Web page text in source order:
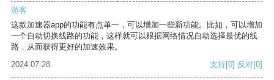
游客
这款加速器app的功能有点单一，可以增加一些新功能。比如，可以增加
一个自动切换线路的功能，这样就可以根据网络情况自动选择最优的线
路，从而获得更好的加速效果。
2024-07-28
支持[0] 反对[0]